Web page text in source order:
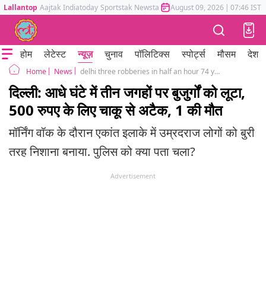
Lallantop Aajtak Indiatoday Sportstak Newstak Mumbai Tak Astrotak
August 09, 2026 | 07:46 IST
होम लेटेस्ट न्यूज़ चुनाव पॉलिटिक्स स्पोर्ट्स मौसम देश
Home News delhi three robberies in half an hour 74 year old stabbed to death accused arrested sagarpur
दिल्ली: आधे घंटे में तीन जगहों पर बुजुर्गों को लूटा,
500 रुपए के लिए चाकू से अटैक, 1 की मौत
मॉर्निंग वॉक के दौरान एकांत इलाके में उम्रदराज लोगों को बुरी
तरह निशाना बनाया. पुलिस को क्या पता चला?
Advertisement